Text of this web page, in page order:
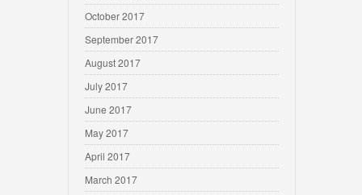
October 2017
September 2017
August 2017
July 2017
June 2017
May 2017
April 2017
March 2017